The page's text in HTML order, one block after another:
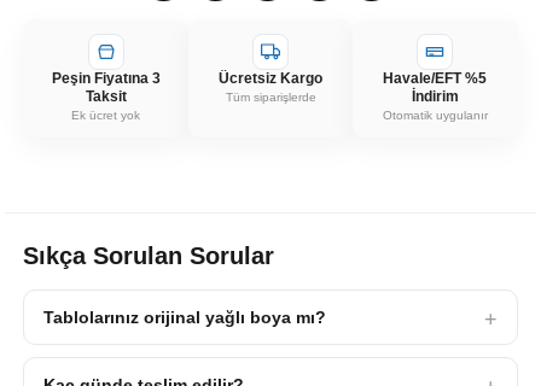
Peşin Fiyatına 3
Taksit
Ek ücret yok
Ücretsiz Kargo
Tüm siparişlerde
Havale/EFT %5
İndirim
Otomatik uygulanır
Sıkça Sorulan Sorular
Tablolarınız orijinal yağlı boya mı?